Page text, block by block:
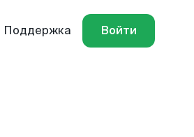
Поддержка Войти